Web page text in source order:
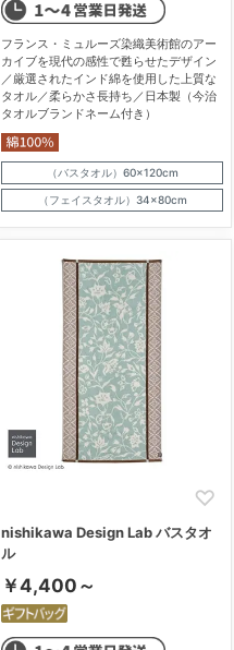
フランス・ミュルーズ染織美術館のアー
カイブを現代の感性で甦らせたデザイン
／厳選されたインド綿を使用した上質な
タオル／柔らかさ長持ち／日本製（今治
タオルブランドネーム付き）
（バスタオル）60×120cm
（フェイスタオル）34×80cm
nishikawa Design Lab バスタオ
ル
￥4,400～